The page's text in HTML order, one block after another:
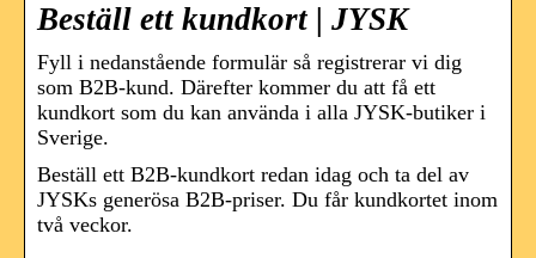
Beställ ett kundkort | JYSK
Fyll i nedanstående formulär så registrerar vi dig
som B2B-kund. Därefter kommer du att få ett
kundkort som du kan använda i alla JYSK-butiker i
Sverige.
Beställ ett B2B-kundkort redan idag och ta del av
JYSKs generösa B2B-priser. Du får kundkortet inom
två veckor.